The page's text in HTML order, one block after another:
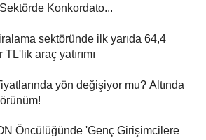
Konkordato...
sektöründe ilk yarıda 64,4
TL'lik araç yatırımı
yön değişiyor mu? Altında
Öncülüğünde 'Genç Girişimcilere